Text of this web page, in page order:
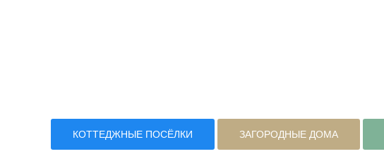
КОТТЕДЖНЫЕ ПОСЁЛКИ ЗАГОРОДНЫЕ ДОМА